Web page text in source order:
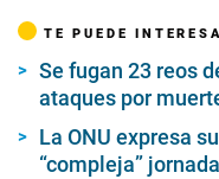
TE PUEDE
Se fugan 23 reos
ataques por
La ONU expresa
“compleja”